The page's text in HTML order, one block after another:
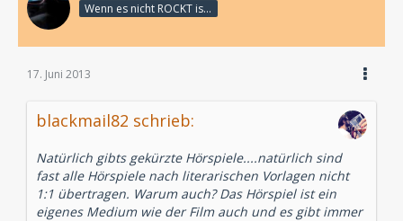
Wenn es nicht ROCKT is es fürn ARSCH!
17. Juni 2013
blackmail82 schrieb:
Natürlich gibts gekürzte Hörspiele....natürlich sind
fast alle Hörspiele nach literarischen Vorlagen nicht
1:1 übertragen. Warum auch? Das Hörspiel ist ein
eigenes Medium wie der Film auch und es gibt immer